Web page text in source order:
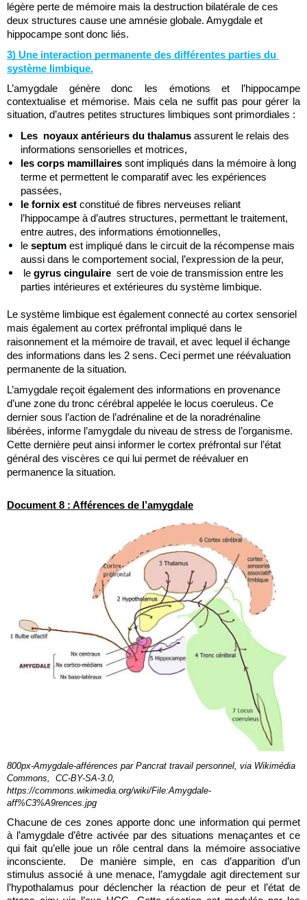
légère perte de mémoire mais la destruction bilatérale de ces
deux structures cause une amnésie globale. Amygdale et
hippocampe sont donc liés.
3) Une interaction permanente des différentes parties du
système limbique.
L’amygdale génère donc les émotions et l’hippocampe
contextualise et mémorise. Mais cela ne suffit pas pour gérer la
situation, d’autres petites structures limbiques sont primordiales :
Les  noyaux antérieurs du thalamus assurent le relais des
informations sensorielles et motrices,
les corps mamillaires sont impliqués dans la mémoire à long
terme et permettent le comparatif avec les expériences
passées,
le fornix est constitué de fibres nerveuses reliant
l’hippocampe à d’autres structures, permettant le traitement,
entre autres, des informations émotionnelles,
le septum est impliqué dans le circuit de la récompense mais
aussi dans le comportement social, l’expression de la peur,
le gyrus cingulaire sert de voie de transmission entre les
parties intérieures et extérieures du système limbique.
Le système limbique est également connecté au cortex sensoriel
mais également au cortex préfrontal impliqué dans le
raisonnement et la mémoire de travail, et avec lequel il échange
des informations dans les 2 sens. Ceci permet une réévaluation
permanente de la situation.
L’amygdale reçoit également des informations en provenance
d’une zone du tronc cérébral appelée le locus coeruleus. Ce
dernier sous l’action de l’adrénaline et de la noradrénaline
libérées, informe l’amygdale du niveau de stress de l’organisme.
Cette dernière peut ainsi informer le cortex préfrontal sur l’état
général des viscères ce qui lui permet de réévaluer en
permanence la situation.
Document 8 : Afférences de l’amygdale
800px-Amygdale-afférences par Pancrat travail personnel, via Wikimédia
Commons,  CC-BY-SA-3.0,
https://commons.wikimedia.org/wiki/File:Amygdale-
aff%C3%A9rences.jpg
Chacune de ces zones apporte donc une information qui permet
à l’amygdale d’être activée par des situations menaçantes et ce
qui fait qu’elle joue un rôle central dans la mémoire associative
inconsciente.  De manière simple, en cas d’apparition d’un
stimulus associé à une menace, l’amygdale agit directement sur
l’hypothalamus pour déclencher la réaction de peur et l’état de